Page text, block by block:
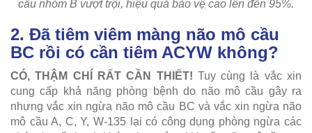
cầu nhóm B vượt trội, hiệu quả bảo vệ cao lên đến 95%.
2. Đã tiêm viêm màng não mô cầu
BC rồi có cần tiêm ACYW không?
CÓ, THẬM CHÍ RẤT CẦN THIẾT! Tuy cùng là vắc xin
cung cấp khả năng phòng bệnh do não mô cầu gây ra
nhưng vắc xin ngừa não mô cầu BC và vắc xin ngừa não
mô cầu A, C, Y, W-135 lại có công dụng phòng ngừa các